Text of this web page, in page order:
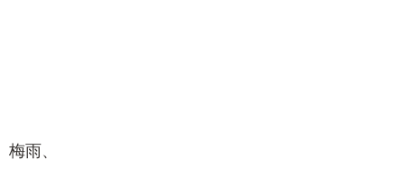
梅雨、